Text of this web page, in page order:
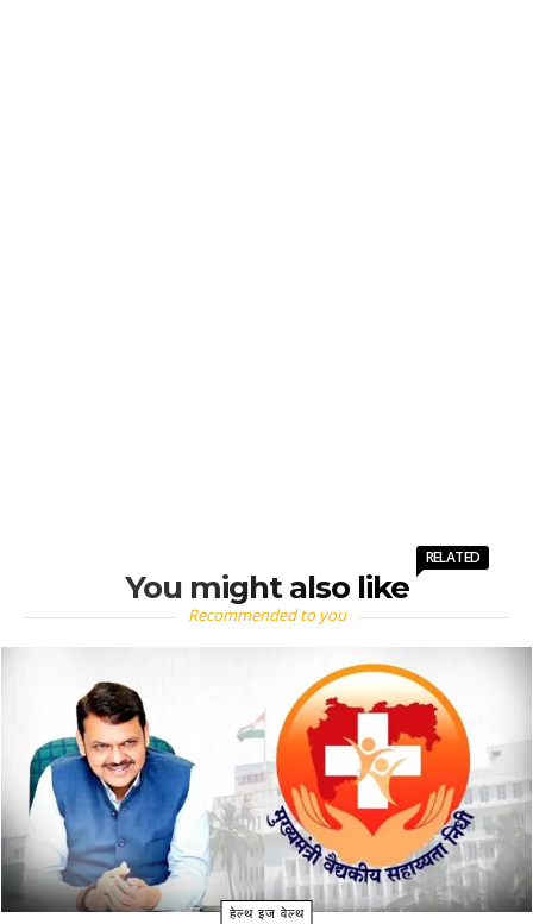
You might also like
RELATED
Recommended to you
हेल्थ इज वेल्थ